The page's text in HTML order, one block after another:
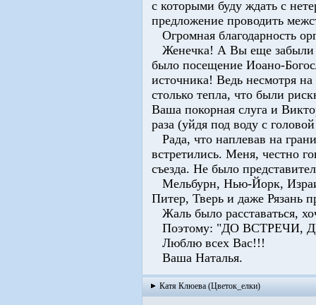
с которыми буду ждать с
предложение проводить
Огромная благодарность
Женечка! А Вы еще забыли
было посещение Иоано-
источника! Ведь несмотря
столько тепла, что были
Ваша покорная слуга и
раза (уйдя под воду с
Рада, что наплевав на
встретились. Меня, честно
съезда. Не было
Мельбурн, Нью-Йорк,
Питер, Тверь и даже Рязань
Жаль было расставаться,
Поэтому: "ДО ВСТРЕЧИ,
Люблю всех Вас!!!
Ваша Наталья.
Катя Клюева (Цветок_елки)